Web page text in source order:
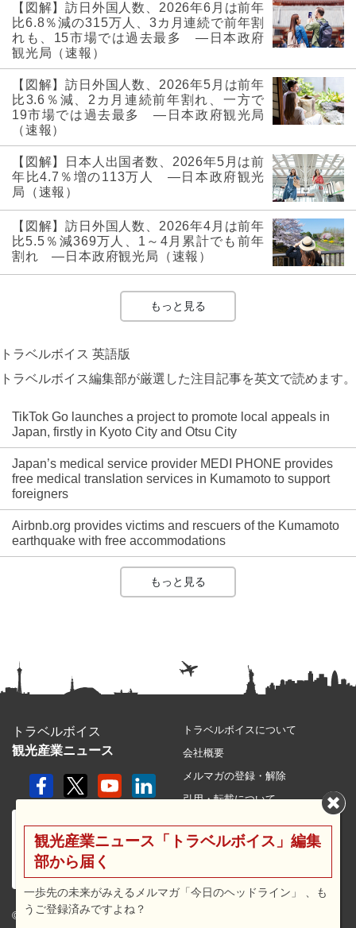
【図解】訪日外国人数、2026年6月は前年
比6.8％減の315万人、3カ月連続で前年割
れも、15市場では過去最多 ―日本政府
観光局（速報）
【図解】訪日外国人数、2026年5月は前年
比3.6％減、2カ月連続前年割れ、一方で
19市場では過去最多 ―日本政府観光局
（速報）
【図解】日本人出国者数、2026年5月は前
年比4.7％増の113万人 ―日本政府観光
局（速報）
【図解】訪日外国人数、2026年4月は前年
比5.5％減369万人、1～4月累計でも前年
割れ ―日本政府観光局（速報）
もっと見る
トラベルボイス 英語版
トラベルボイス編集部が厳選した注目記事を英文で読めます。
TikTok Go launches a project to promote local appeals in
Japan, firstly in Kyoto City and Otsu City
Japan’s medical service provider MEDI PHONE provides
free medical translation services in Kumamoto to support
foreigners
Airbnb.org provides victims and rescuers of the Kumamoto
earthquake with free accommodations
もっと見る
トラベルボイス
観光産業ニュース
© 2026 travel voice.
トラベルボイスについて
会社概要
メルマガの登録・解除
引用・転載について
利用規約
広告メニュー・料金
観光産業ニュース「トラベルボイス」編集
部から届く
一歩先の未来がみえるメルマガ「今日のヘッドライン」 、も
うご登録済みですよね？